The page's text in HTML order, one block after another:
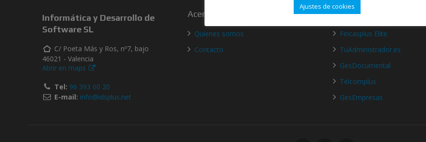
Informática y Desarrollo de
Software SL
C/ Poeta Más y Ros, nº7, bajo
46021 - Valencia
Abrir en maps
Tel: 96 393 00 20
E-mail: info@idsplus.net
Acerca de nosotros
Quienes somos
Contacto
Productos
Fincasplus Elite
TuAdministrador.es
GesDocumental
Telcomplus
GesEmpresas
Ajustes de cookies